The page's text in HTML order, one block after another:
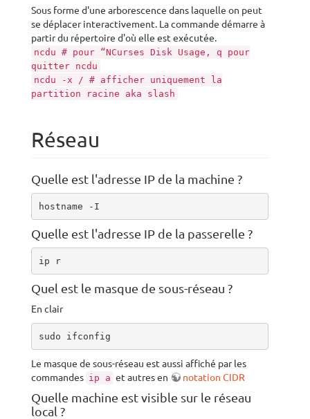
Sous forme d'une arborescence dans laquelle on peut
se déplacer interactivement. La commande démarre à
partir du répertoire d'où elle est exécutée.
ncdu # pour “NCurses Disk Usage, q pour
quitter ncdu
ncdu -x / # afficher uniquement la
partition racine aka slash
Réseau
Quelle est l'adresse IP de la machine ?
hostname -I
Quelle est l'adresse IP de la passerelle ?
ip r
Quel est le masque de sous-réseau ?
En clair
sudo ifconfig
Le masque de sous-réseau est aussi affiché par les
commandes ip a et autres en notation CIDR
Quelle machine est visible sur le réseau
local ?